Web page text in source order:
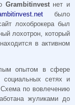
Grambitinvestнет и
было
лохоброкера был
лохотрон, который
в активном
опытом в сфере
сетях и
Схема по вовлечению
жуликами до